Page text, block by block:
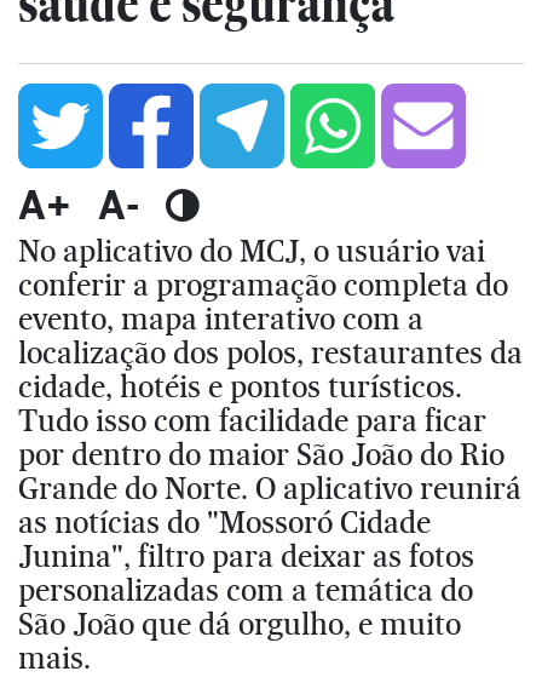
A+ A-
No aplicativo do MCJ, o usuário vai
conferir a programação completa do
evento, mapa interativo com a
localização dos polos, restaurantes da
cidade, hotéis e pontos turísticos.
Tudo isso com facilidade para ficar
por dentro do maior São João do Rio
Grande do Norte. O aplicativo reunirá
as notícias do "Mossoró Cidade
Junina", filtro para deixar as fotos
personalizadas com a temática do
São João que dá orgulho, e muito
mais.